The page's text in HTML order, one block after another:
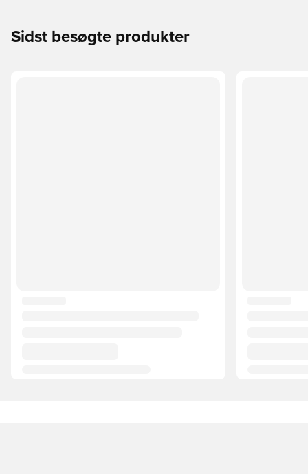
Sidst besøgte produkter